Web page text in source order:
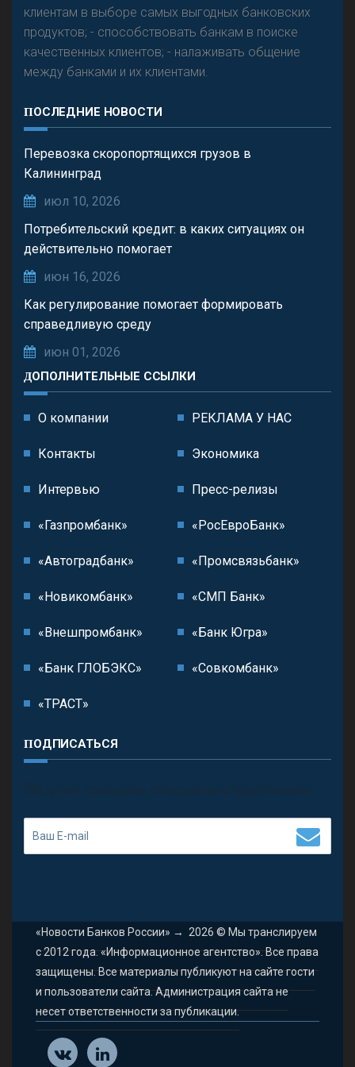
клиентам в выборе самых выгодных банковских
продуктов; - способствовать банкам в поиске
качественных клиентов; - налаживать общение
между банками и их клиентами.
ПОСЛЕДНИЕ НОВОСТИ
Перевозка скоропортящихся грузов в
Калининград
июл 10, 2026
Потребительский кредит: в каких ситуациях он
действительно помогает
июн 16, 2026
Как регулирование помогает формировать
справедливую среду
июн 01, 2026
ДОПОЛНИТЕЛЬНЫЕ ССЫЛКИ
О компании РЕКЛАМА У НАС
Контакты Экономика
Интервью Пресс-релизы
«Газпромбанк» «РосЕвроБанк»
«Автоградбанк» «Промсвязьбанк»
«Новикомбанк» «СМП Банк»
«Внешпромбанк» «Банк Югра»
«Банк ГЛОБЭКС» «Совкомбанк»
«ТРАСТ»
ПОДПИСАТЬСЯ
П олучить последние обновления и предложения.
«Новости Банков России» → 2026 © Мы транслируем
с 2012 года. «Информационное агентство». Все права
защищены. Все материалы публикуют на сайте гости
и пользователи сайта. Администрация сайта не
несет ответственности за публикации.